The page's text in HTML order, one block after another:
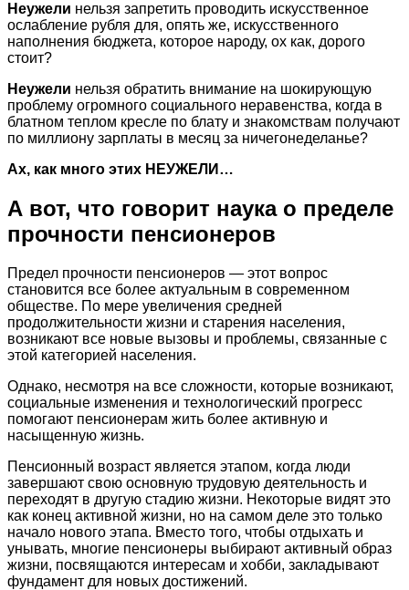
Неужели нельзя запретить проводить искусственное
ослабление рубля для, опять же, искусственного
наполнения бюджета, которое народу, ох как, дорого
стоит?
Неужели нельзя обратить внимание на шокирующую
проблему огромного социального неравенства, когда в
блатном теплом кресле по блату и знакомствам получают
по миллиону зарплаты в месяц за ничегонеделанье?
Ах, как много этих НЕУЖЕЛИ…
А вот, что говорит наука о пределе
прочности пенсионеров
Предел прочности пенсионеров — этот вопрос
становится все более актуальным в современном
обществе. По мере увеличения средней
продолжительности жизни и старения населения,
возникают все новые вызовы и проблемы, связанные с
этой категорией населения.
Однако, несмотря на все сложности, которые возникают,
социальные изменения и технологический прогресс
помогают пенсионерам жить более активную и
насыщенную жизнь.
Пенсионный возраст является этапом, когда люди
завершают свою основную трудовую деятельность и
переходят в другую стадию жизни. Некоторые видят это
как конец активной жизни, но на самом деле это только
начало нового этапа. Вместо того, чтобы отдыхать и
унывать, многие пенсионеры выбирают активный образ
жизни, посвящаются интересам и хобби, закладывают
фундамент для новых достижений.